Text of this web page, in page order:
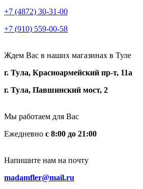
+7 (4872) 30-31-00
+7 (910) 559-00-58
Ждем Вас в наших магазинах в Туле
г. Тула, Красноармейский пр-т, 11а
г. Тула, Павшинский мост, 2
Мы работаем для Вас
Ежедневно с 8:00 до 21:00
Напишите нам на почту
madamfler@mail.ru